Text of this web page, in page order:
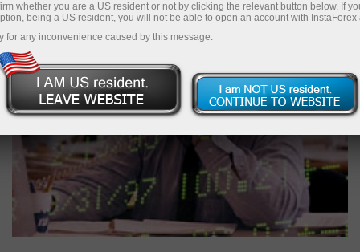
whether you are a US resident or not by clicking the relevant button below. If
being a US resident, you will not be able to open an account with InstaForex
for any inconvenience caused by this message.